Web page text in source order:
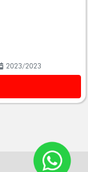
2023/2023